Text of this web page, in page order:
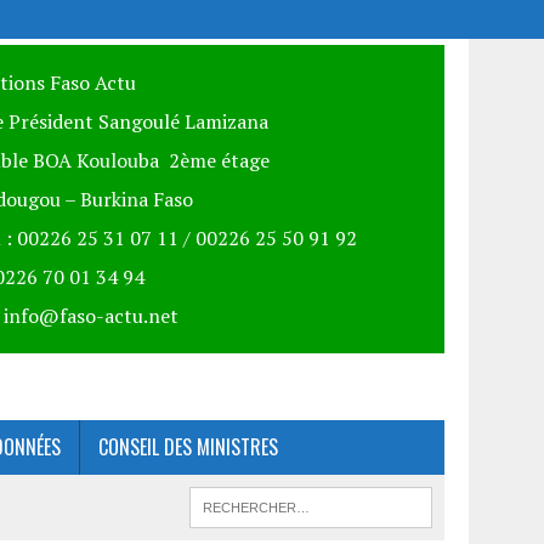
Faso Actu
Président Sangoulé Lamizana
BOA Koulouba 2ème étage
– Burkina Faso
: 00226 25 31 07 11 / 00226 25 50 91 92
70 01 34 94
info@faso-actu.net
CONSEIL DES MINISTRES